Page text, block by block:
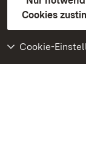
Cookies
Cookie-
BITV-konform
Weiteres